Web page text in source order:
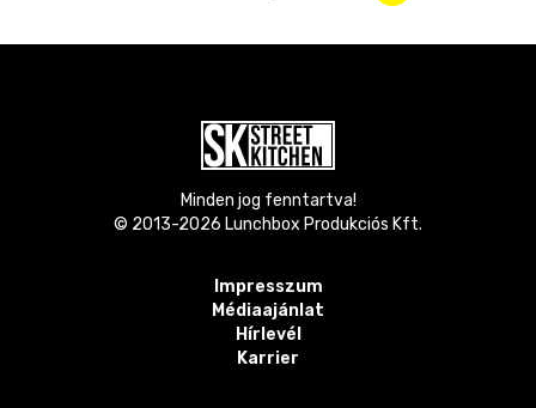
Minden jog fenntartva!
© 2013-2026 Lunchbox Produkciós Kft.
Impresszum
Médiaajánlat
Hírlevél
Karrier